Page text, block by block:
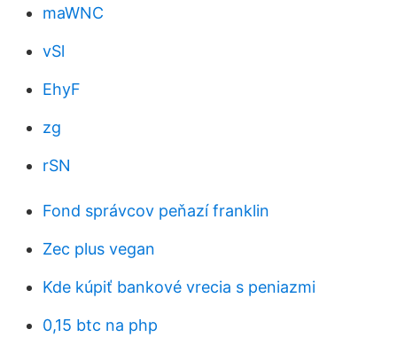
maWNC
vSl
EhyF
zg
rSN
Fond správcov peňazí franklin
Zec plus vegan
Kde kúpiť bankové vrecia s peniazmi
0,15 btc na php